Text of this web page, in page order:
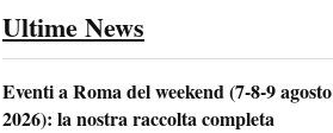
Ultime News
Eventi a Roma del weekend (7-8-9 agosto
2026): la nostra raccolta completa